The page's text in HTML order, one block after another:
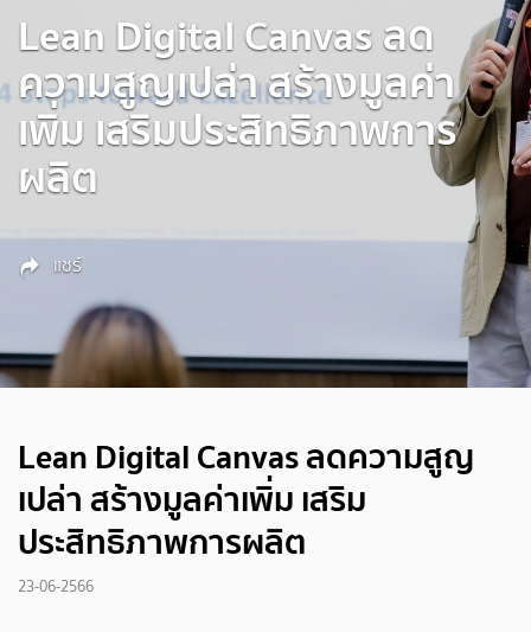
Lean Digital Canvas ลด
ความสูญเปล่า สร้างมูลค่า
เพิ่ม เสริมประสิทธิภาพการ
ผลิต
แชร์
Lean Digital Canvas ลดความสูญ
เปล่า สร้างมูลค่าเพิ่ม เสริม
ประสิทธิภาพการผลิต
23-06-2566